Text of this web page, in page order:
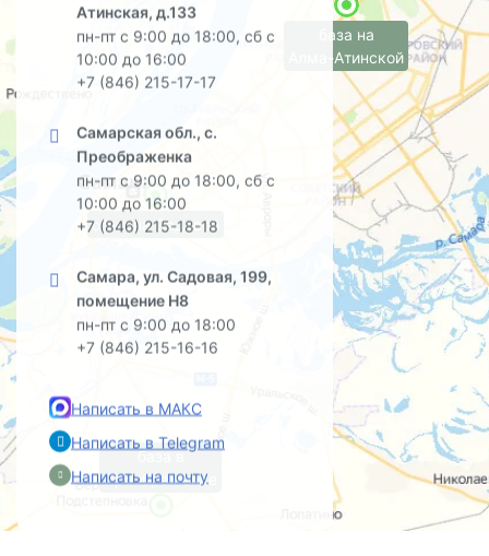
Атинская, д.133
пн-пт с 9:00 до 18:00, сб с
10:00 до 16:00
+7 (846) 215-17-17
Самарская обл., с.
Преображенка
пн-пт с 9:00 до 18:00, сб с
10:00 до 16:00
+7 (846) 215-18-18
Самара, ул. Садовая, 199,
помещение Н8
пн-пт с 9:00 до 18:00
+7 (846) 215-16-16
Написать в МАКС
Написать в Telegram
Написать на почту
офис на Садовой
база в
Преображенке
база на
Алма-Атинской